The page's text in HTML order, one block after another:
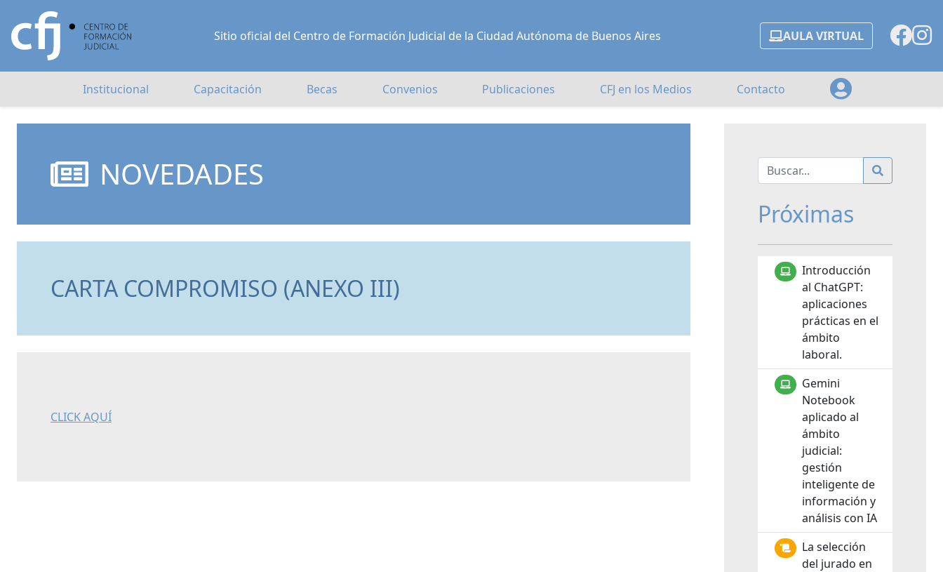
Sitio oficial del Centro de Formación Judicial de la Ciudad Autónoma de Buenos Aires AULA VIRTUAL
Institucional Capacitación Becas Convenios Publicaciones CFJ en los Medios Contacto
NOVEDADES
CARTA COMPROMISO (ANEXO III)
CLICK AQUÍ
Próximas
Introducción
al ChatGPT:
aplicaciones
prácticas en el
ámbito
laboral.
Gemini
Notebook
aplicado al
ámbito
judicial:
gestión
inteligente de
información y
análisis con IA
La selección
del jurado en